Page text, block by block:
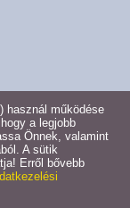
használ működése
a legjobb
Önnek, valamint
A sütik
Erről bővebb